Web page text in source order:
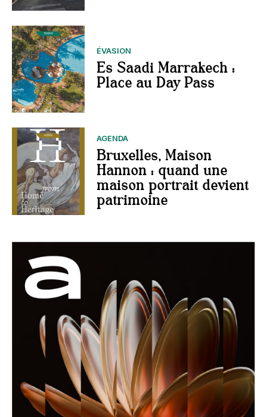
ÉVASION
Es Saadi Marrakech :
Place au Day Pass
AGENDA
Bruxelles, Maison
Hannon : quand une
maison portrait devient
patrimoine